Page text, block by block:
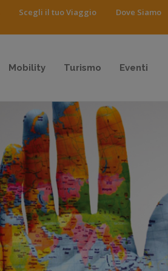
Scegli il tuo Viaggio Dove Siamo
Mobility Turismo Eventi